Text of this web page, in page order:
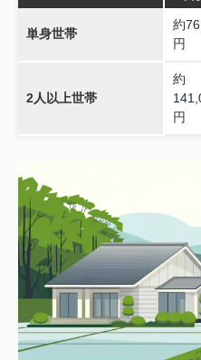
単身世帯
約
円
2人以上世帯
約
円